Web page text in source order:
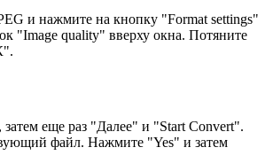
и нажмите на кнопку "Format settings"
"Image quality" вверху окна. Потяните
еще раз "Далее" и "Start Convert".
файл. Нажмите "Yes" и затем